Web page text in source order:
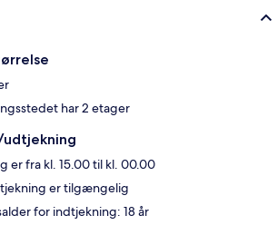
har 2 etager
er fra kl. 15.00 til kl. 00.00
er tilgængelig
for indtjekning: 18 år